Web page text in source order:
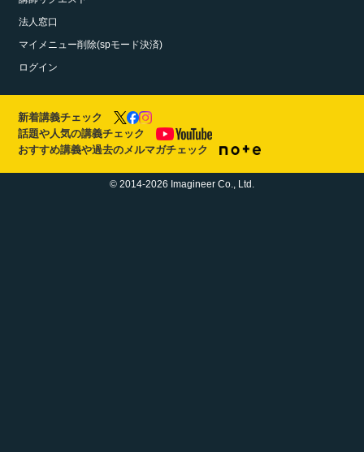
法人窓口
マイメニュー削除(spモード決済)
ログイン
新着講義チェック
話題や人気の講義チェック
おすすめ講義や過去のメルマガチェック
© 2014-2026 Imagineer Co., Ltd.